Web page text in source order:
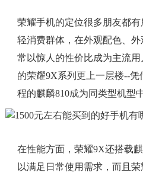
荣耀手机的定位很多朋友都
轻消费群体，在外观配色、
常以惊人的性价比成为主流
的荣耀9X系列更上一层楼--凭
程的麒麟810成为同类型机型
在性能方面，荣耀9X还搭载
以满足日常使用需求，而且